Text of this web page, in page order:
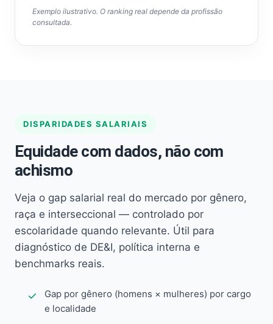
Exemplo ilustrativo. O ranking real depende da profissão
consultada.
DISPARIDADES SALARIAIS
Equidade com dados, não com
achismo
Veja o gap salarial real do mercado por gênero,
raça e interseccional — controlado por
escolaridade quando relevante. Útil para
diagnóstico de DE&I, política interna e
benchmarks reais.
Gap por gênero (homens × mulheres) por cargo
e localidade